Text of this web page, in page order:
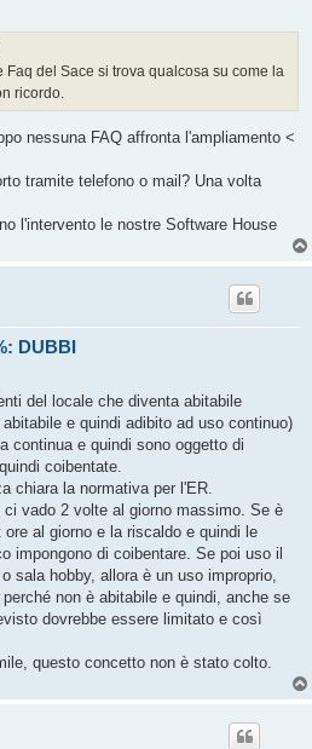
Faq del Sace si trova qualcosa su come la
ricordo.
nessuna FAQ affronta l'ampliamento <
tramite telefono o mail? Una volta
l'intervento le nostre Software House
DUBBI
del locale che diventa abitabile
e quindi adibito ad uso continuo)
continua e quindi sono oggetto di
coibentate.
chiara la normativa per l'ER.
vado 2 volte al giorno massimo. Se è
al giorno e la riscaldo e quindi le
impongono di coibentare. Se poi uso il
sala hobby, allora è un uso improprio,
non è abitabile e quindi, anche se
dovrebbe essere limitato e così
questo concetto non è stato colto.